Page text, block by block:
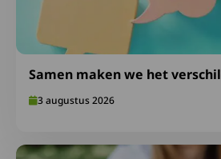
Samen maken we het
3 augustus 2026
Lees meer over Ga goed